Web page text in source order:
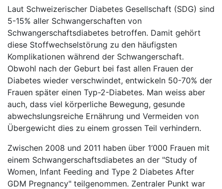
Laut Schweizerischer Diabetes Gesellschaft (SDG) sind
5-15% aller Schwangerschaften von
Schwangerschaftsdiabetes betroffen. Damit gehört
diese Stoffwechselstörung zu den häufigsten
Komplikationen während der Schwangerschaft.
Obwohl nach der Geburt bei fast allen Frauen der
Diabetes wieder verschwindet, entwickeln 50-70% der
Frauen später einen Typ-2-Diabetes. Man weiss aber
auch, dass viel körperliche Bewegung, gesunde
abwechslungsreiche Ernährung und Vermeiden von
Übergewicht dies zu einem grossen Teil verhindern.
Zwischen 2008 und 2011 haben über 1‘000 Frauen mit
einem Schwangerschaftsdiabetes an der "Study of
Women, Infant Feeding and Type 2 Diabetes After
GDM Pregnancy" teilgenommen. Zentraler Punkt war